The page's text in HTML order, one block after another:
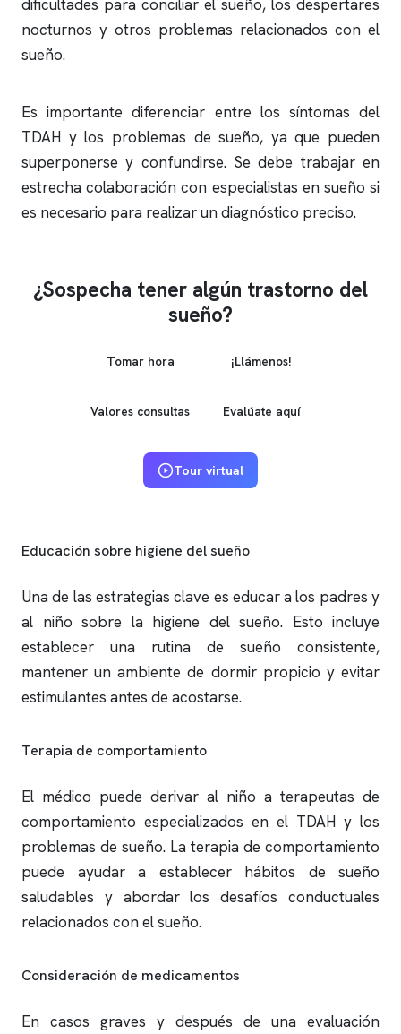
dificultades para conciliar el sueño, los despertares
nocturnos y otros problemas relacionados con el
sueño.
Es importante diferenciar entre los síntomas del
TDAH y los problemas de sueño, ya que pueden
superponerse y confundirse. Se debe trabajar en
estrecha colaboración con especialistas en sueño si
es necesario para realizar un diagnóstico preciso.
¿Sospecha tener algún trastorno del
sueño?
Tomar hora ¡Llámenos!
Valores consultas Evalúate aquí
Tour virtual
Educación sobre higiene del sueño
Una de las estrategias clave es educar a los padres y
al niño sobre la higiene del sueño. Esto incluye
establecer una rutina de sueño consistente,
mantener un ambiente de dormir propicio y evitar
estimulantes antes de acostarse.
Terapia de comportamiento
El médico puede derivar al niño a terapeutas de
comportamiento especializados en el TDAH y los
problemas de sueño. La terapia de comportamiento
puede ayudar a establecer hábitos de sueño
saludables y abordar los desafíos conductuales
relacionados con el sueño.
Consideración de medicamentos
En casos graves y después de una evaluación